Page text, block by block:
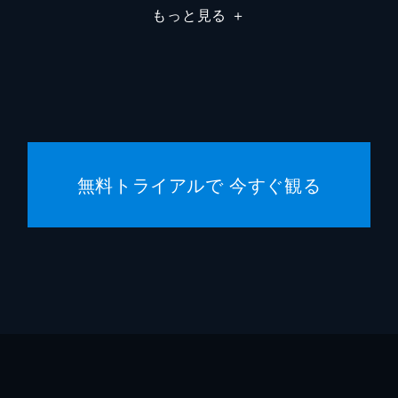
もっと見る ＋
無料トライアルで 今すぐ観る